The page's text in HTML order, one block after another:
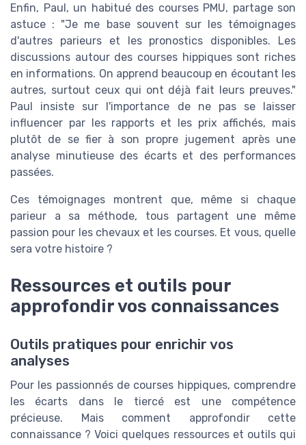
Enfin, Paul, un habitué des courses PMU, partage son
astuce : "Je me base souvent sur les témoignages
d'autres parieurs et les pronostics disponibles. Les
discussions autour des courses hippiques sont riches
en informations. On apprend beaucoup en écoutant les
autres, surtout ceux qui ont déjà fait leurs preuves."
Paul insiste sur l'importance de ne pas se laisser
influencer par les rapports et les prix affichés, mais
plutôt de se fier à son propre jugement après une
analyse minutieuse des écarts et des performances
passées.
Ces témoignages montrent que, même si chaque
parieur a sa méthode, tous partagent une même
passion pour les chevaux et les courses. Et vous, quelle
sera votre histoire ?
Ressources et outils pour
approfondir vos connaissances
Outils pratiques pour enrichir vos
analyses
Pour les passionnés de courses hippiques, comprendre
les écarts dans le tiercé est une compétence
précieuse. Mais comment approfondir cette
connaissance ? Voici quelques ressources et outils qui